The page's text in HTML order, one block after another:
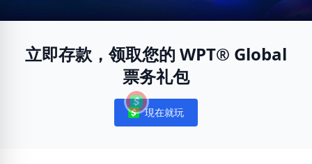
立即存款，领取您的 WPT® Global
票务礼包
Notifications
現在就玩